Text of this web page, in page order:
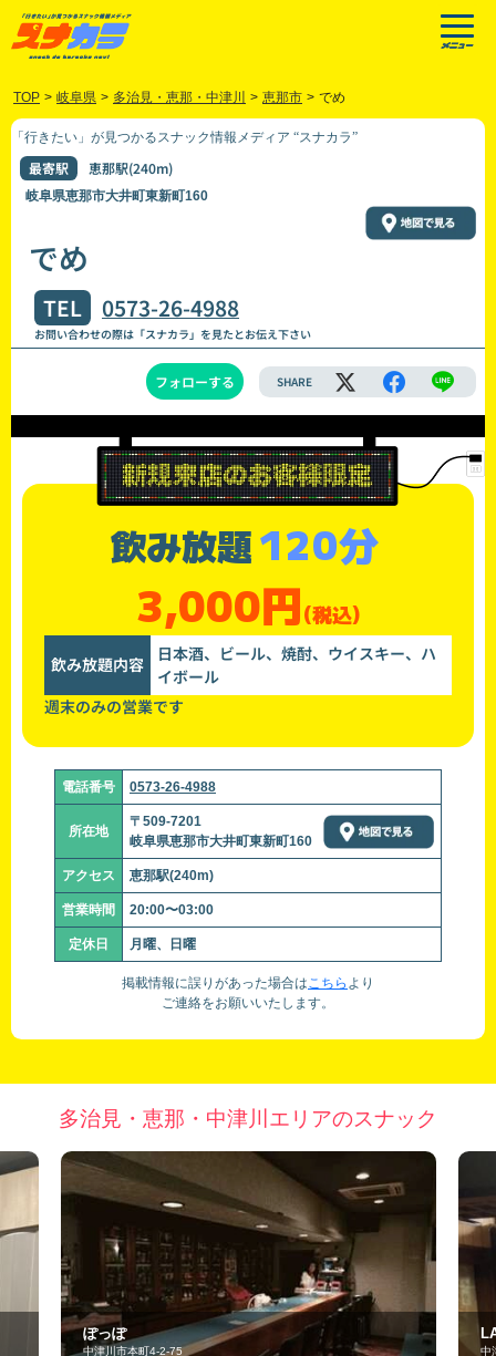
TOP > 岐阜県 > 多治見・恵那・中津川 > 恵那市 > でめ
「行きたい」が見つかるスナック情報メディア “スナカラ”
最寄駅 恵那駅(240m)
岐阜県恵那市大井町東新町160
でめ
TEL 0573-26-4988
お問い合わせの際は「スナカラ」を見たとお伝え下さい
フォローする SHARE
飲み放題120分
3,000円(税込)
飲み放題内容
日本酒、ビール、焼酎、ウイスキー、ハ
イボール
週末のみの営業です
電話番号 0573-26-4988
所在地
〒509-7201
岐阜県恵那市大井町東新町160
アクセス 恵那駅(240m)
営業時間 20:00〜03:00
定休日 月曜、日曜
掲載情報に誤りがあった場合はこちら より
ご連絡をお願いいたします。
多治見・恵那・中津川エリアのスナック
LASA
中津川市小川町1-51